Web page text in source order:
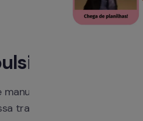
o RH da
para uma
transformação: